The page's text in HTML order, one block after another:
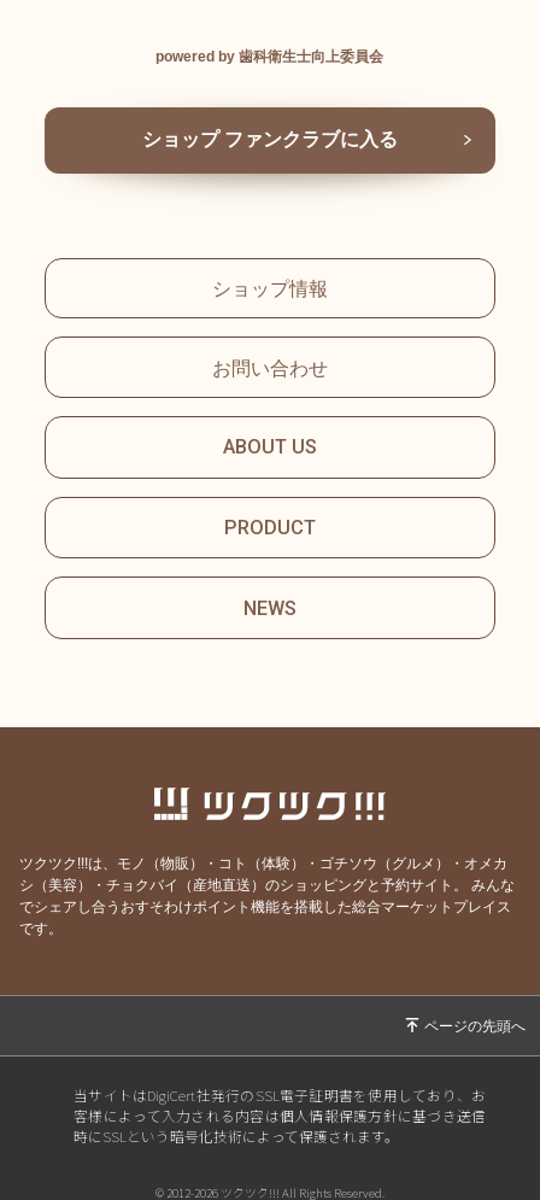
powered by 歯科衛生士向上委員会
ショップ ファンクラブに入る
ショップ情報
お問い合わせ
ABOUT US
PRODUCT
NEWS
ツクツク!!!は、モノ（物販）・コト（体験）・ゴチソウ（グルメ）・オメカ
シ（美容）・チョクバイ（産地直送）のショッピングと予約サイト。
みんな
でシェアし合うおすそわけポイント機能を搭載した総合マーケットプレイス
です。
当サイトはDigiCert社発行のSSL電子証明書を使用しており、お
客様によって入力される内容は個人情報保護方針に基づき送信
時にSSLという暗号化技術によって保護されます。
© 2012-2026 ツクツク!!! All Rights Reserved.